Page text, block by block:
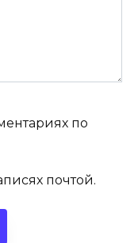
по
почтой.